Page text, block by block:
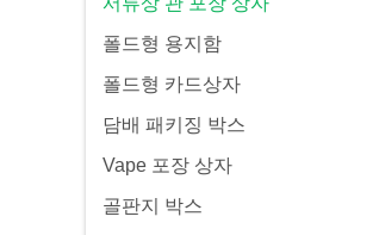
폴드형 용지함
폴드형 카드상자
담배 패키징 박스
Vape 포장 상자
골판지 박스